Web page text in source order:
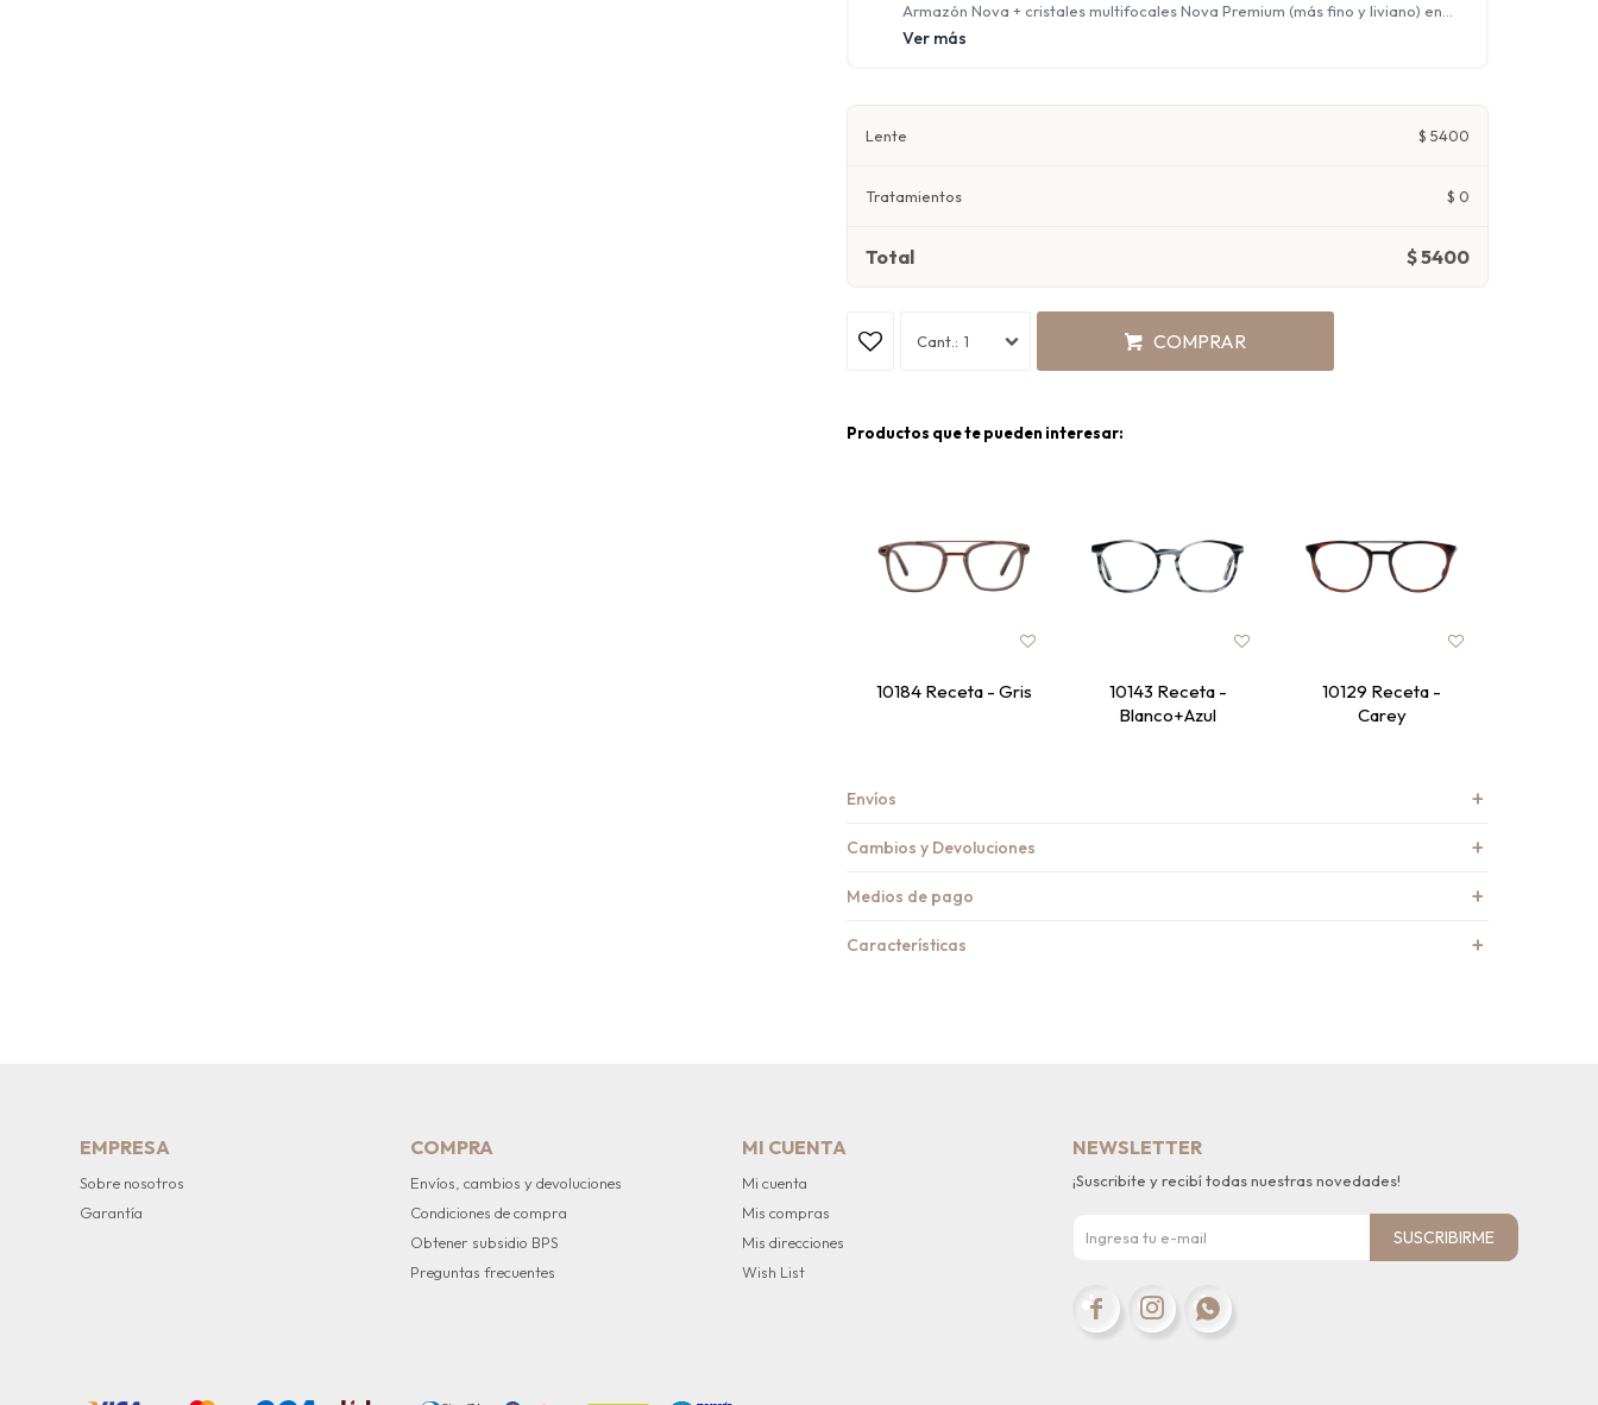
Armazón Nova + cristales multifocales Nova Premium (más fino y liviano) en
orgánico 1.67 con protección UV y antirreflejo.
Ver más
Lente $ 5400
Tratamientos $ 0
Total $5400
1 COMPRAR
Productos que te pueden interesar:
10184 Receta - Gris
10143 Receta -
Blanco+Azul
10129 Receta -
Carey
Envíos
Cambios y Devoluciones
Medios de pago
Características
EMPRESA
Sobre nosotros
Garantía
COMPRA
Envíos, cambios y devoluciones
Condiciones de compra
Obtener subsidio BPS
Preguntas frecuentes
MI CUENTA
Mi cuenta
Mis compras
Mis direcciones
Wish List
NEWSLETTER
¡Suscribite y recibí todas nuestras novedades!
SUSCRIBIRME
  